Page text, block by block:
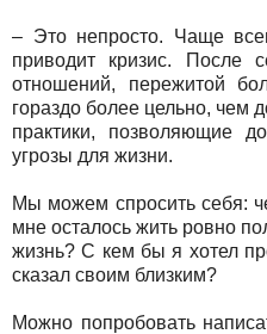
– Это непросто. Чаще
приводит кризис. После
отношений, пережитой
гораздо более цельно, чем
практики, позволяющие
угрозы для жизни.
Мы можем спросить себя:
мне осталось жить ровно
жизнь? С кем бы я хотел
сказал своим близким?
Можно попробовать